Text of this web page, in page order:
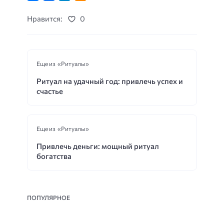
Нравится: 0
Еще из «Ритуалы»
Ритуал на удачный год: привлечь успех и
счастье
Еще из «Ритуалы»
Привлечь деньги: мощный ритуал
богатства
ПОПУЛЯРНОЕ